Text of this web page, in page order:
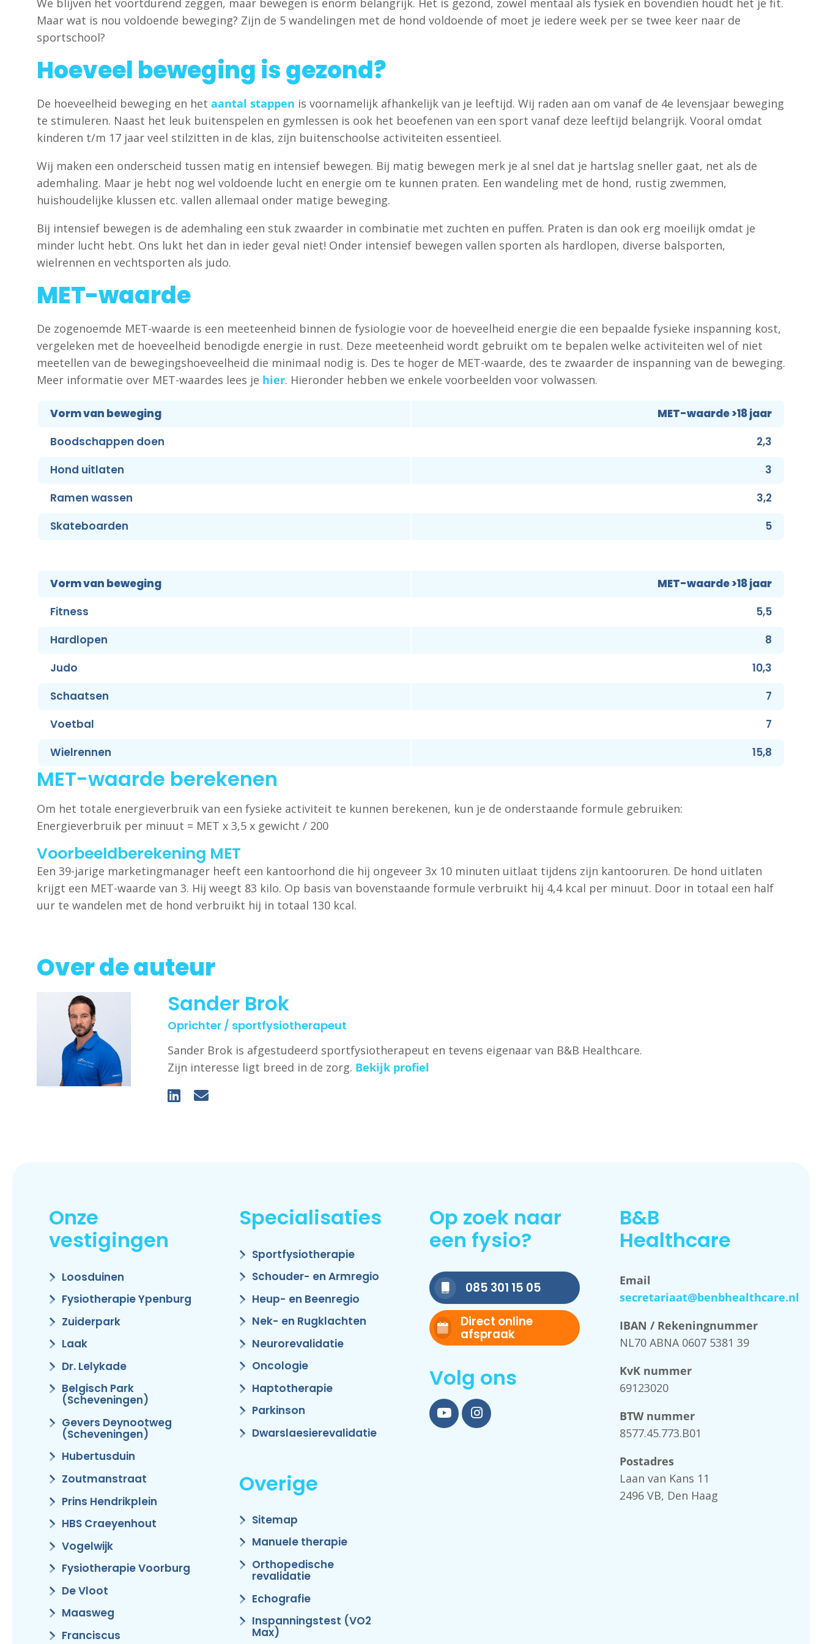
We blijven het voortdurend zeggen, maar bewegen is enorm belangrijk. Het is gezond, zowel mentaal als fysiek en bovendien houdt het je fit.
Maar wat is nou voldoende beweging? Zijn de 5 wandelingen met de hond voldoende of moet je iedere week per se twee keer naar de
sportschool?
Hoeveel beweging is gezond?
De hoeveelheid beweging en het aantal stappen is voornamelijk afhankelijk van je leeftijd. Wij raden aan om vanaf de 4e levensjaar beweging
te stimuleren. Naast het leuk buitenspelen en gymlessen is ook het beoefenen van een sport vanaf deze leeftijd belangrijk. Vooral omdat
kinderen t/m 17 jaar veel stilzitten in de klas, zijn buitenschoolse activiteiten essentieel.
Wij maken een onderscheid tussen matig en intensief bewegen. Bij matig bewegen merk je al snel dat je hartslag sneller gaat, net als de
ademhaling. Maar je hebt nog wel voldoende lucht en energie om te kunnen praten. Een wandeling met de hond, rustig zwemmen,
huishoudelijke klussen etc. vallen allemaal onder matige beweging.
Bij intensief bewegen is de ademhaling een stuk zwaarder in combinatie met zuchten en puffen. Praten is dan ook erg moeilijk omdat je
minder lucht hebt. Ons lukt het dan in ieder geval niet! Onder intensief bewegen vallen sporten als hardlopen, diverse balsporten,
wielrennen en vechtsporten als judo.
MET-waarde
De zogenoemde MET-waarde is een meeteenheid binnen de fysiologie voor de hoeveelheid energie die een bepaalde fysieke inspanning kost,
vergeleken met de hoeveelheid benodigde energie in rust. Deze meeteenheid wordt gebruikt om te bepalen welke activiteiten wel of niet
meetellen van de bewegingshoeveelheid die minimaal nodig is. Des te hoger de MET-waarde, des te zwaarder de inspanning van de beweging.
Meer informatie over MET-waardes lees je hier. Hieronder hebben we enkele voorbeelden voor volwassen.
Vorm van beweging
MET-waarde >18 jaar
Boodschappen doen
2,3
Hond uitlaten
3
Ramen wassen
3,2
Skateboarden
5
Vorm van beweging
MET-waarde >18 jaar
Fitness
5,5
Hardlopen
8
Judo
10,3
Schaatsen
7
Voetbal
7
Wielrennen
15,8
MET-waarde berekenen
Om het totale energieverbruik van een fysieke activiteit te kunnen berekenen, kun je de onderstaande formule gebruiken:
Energieverbruik per minuut = MET x 3,5 x gewicht / 200
Voorbeeldberekening MET
Een 39-jarige marketingmanager heeft een kantoorhond die hij ongeveer 3x 10 minuten uitlaat tijdens zijn kantooruren. De hond uitlaten
krijgt een MET-waarde van 3. Hij weegt 83 kilo. Op basis van bovenstaande formule verbruikt hij 4,4 kcal per minuut. Door in totaal een half
uur te wandelen met de hond verbruikt hij in totaal 130 kcal.
Over de auteur
Sander Brok
Oprichter / sportfysiotherapeut
Sander Brok is afgestudeerd sportfysiotherapeut en tevens eigenaar van B&B Healthcare.
Zijn interesse ligt breed in de zorg. Bekijk profiel
Onze
vestigingen
Loosduinen
Fysiotherapie Ypenburg
Zuiderpark
Laak
Dr. Lelykade
Belgisch Park
(Scheveningen)
Gevers Deynootweg
(Scheveningen)
Hubertusduin
Zoutmanstraat
Prins Hendrikplein
HBS Craeyenhout
Vogelwijk
Fysiotherapie Voorburg
De Vloot
Maasweg
Franciscus
Specialisaties
Sportfysiotherapie
Schouder- en Armregio
Heup- en Beenregio
Nek- en Rugklachten
Neurorevalidatie
Oncologie
Haptotherapie
Parkinson
Dwarslaesierevalidatie
Overige
Sitemap
Manuele therapie
Orthopedische
revalidatie
Echografie
Inspanningstest (VO2
Max)
Op zoek naar
een fysio?
085 301 15 05
Direct online
afspraak
Volg ons
YouTubeInstagram
B&B
Healthcare
Email
secretariaat@benbhealthcare.nl
IBAN / Rekeningnummer
NL70 ABNA 0607 5381 39
KvK nummer
69123020
BTW nummer
8577.45.773.B01
Postadres
Laan van Kans 11
2496 VB, Den Haag